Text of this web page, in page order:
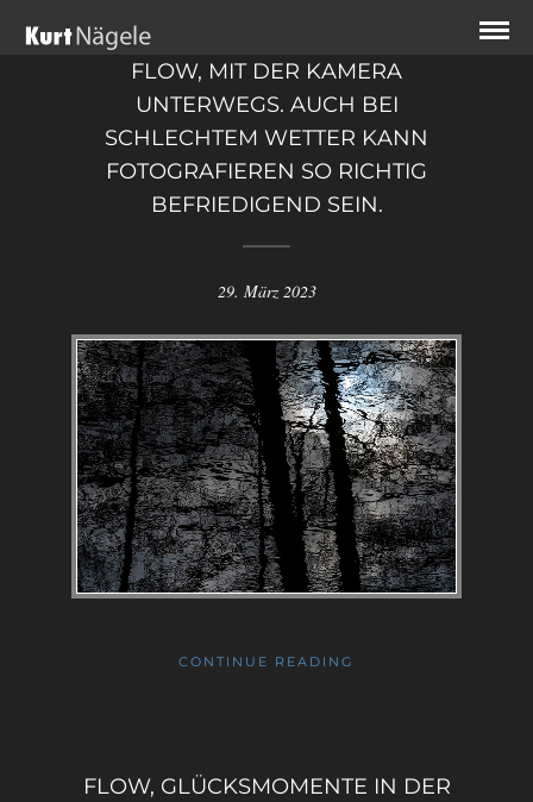
FLOW, MIT DER KAMERA
UNTERWEGS. AUCH BEI
SCHLECHTEM WETTER KANN
FOTOGRAFIEREN SO RICHTIG
BEFRIEDIGEND SEIN.
29. März 2023
CONTINUE READING
FLOW, GLÜCKSMOMENTE IN DER